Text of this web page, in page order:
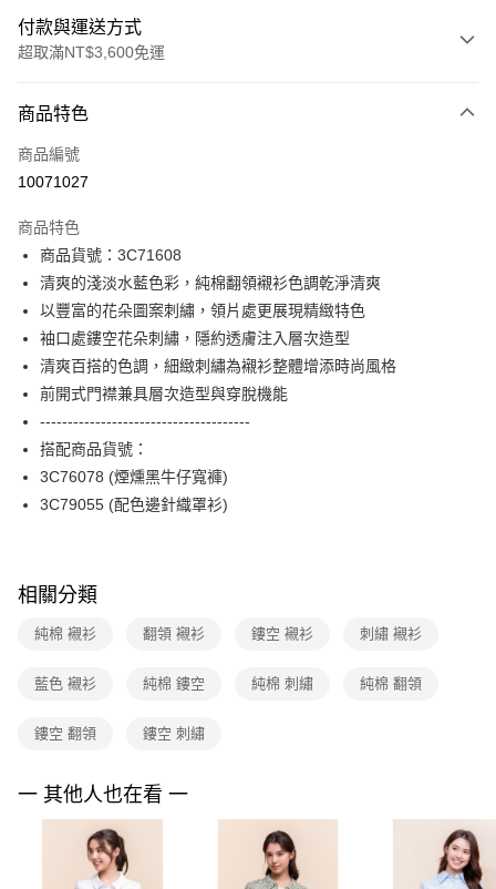
付款與運送方式
超取滿NT$3,600免運
信用卡一次付款
信用卡分期付款
合作金庫商業銀行
華南商業銀行
上海商業儲蓄銀行
台北富邦商業銀行
國泰世華商業銀行
兆豐國際商業銀行
臺灣中小企業銀行
台中商業銀行
匯豐（台灣）商業銀行
華泰商業銀行
聯邦商業銀行
遠東國際商業銀行
元大商業銀行
永豐商業銀行
玉山商業銀行
台新國際商業銀行
台灣樂天信用卡公司
LINE Pay
Apple Pay
街口支付
AFTEE先享後付
相關說明
【關於「AFTEE先享後付」】
AFTEE先享後付是「在收到商品之後才付款」的支付方式。 讓您購物簡單
便利好安心！
１．簡單：不需註冊會員、不需綁卡、不需儲值。
２．便利：只要手機號碼，簡訊認證，即可結帳。
結帳頁面，進行簡訊認證並確認金額後，即可完成結帳。
３．收到繳費通知簡訊後14天內，點擊此簡訊中的連結，可透過四大超商／
※ 請注意：結帳手續完成當下不需立刻繳費，但若您需要取消訂單，請聯絡
※ 交易是否成功請以「AFTEE先享後付 」之結帳頁面顯示為準，若有關於
【注意事項】
１．透過由恩沛科技股份有限公司提供之「AFTEE先享後付」服務完成之交
易，需依本服務之必要範圍內提供個人資料，並將交易相關給付款項請求債
權轉讓予恩沛科技股份有限公司。
付款後7-11取貨
每筆NT$90，滿NT$3,600(含以上)免運費
離島宅配 (蘭嶼恕不配送)
商品特色
商品編號
10071027
商品特色
商品貨號：3C71608
清爽的淺淡水藍色彩，純棉翻領襯衫色調乾淨清爽
以豐富的花朵圖案刺繡，領片處更展現精緻特色
袖口處鏤空花朵刺繡，隱約透膚注入層次造型
清爽百搭的色調，細緻刺繡為襯衫整體增添時尚風格
前開式門襟兼具層次造型與穿脫機能
--------------------------------------
搭配商品貨號：
3C76078 (煙燻黑牛仔寬褲)
3C79055 (配色邊針織罩衫)
相關分類
純棉 襯衫 翻領 襯衫 鏤空 襯衫 刺繡 襯衫
藍色 襯衫 純棉 鏤空 純棉 刺繡 純棉 翻領
鏤空 翻領 鏤空 刺繡
一 其他人也在看 一